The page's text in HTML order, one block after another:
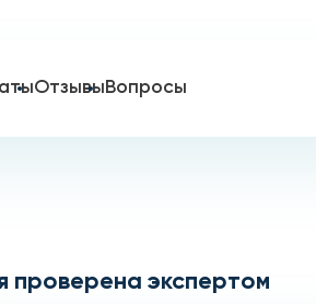
ОтзывыВопросы
проверена экспертом